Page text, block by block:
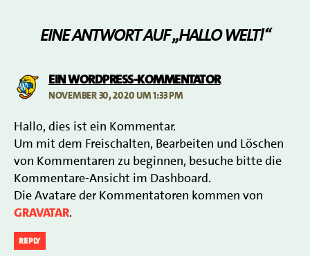
Eine Antwort auf „Hallo Welt!“
Ein WordPress-Kommentatorsagt:
November 30, 2020 um 1:33 pm
Hallo, dies ist ein Kommentar.
Um mit dem Freischalten, Bearbeiten und Löschen
von Kommentaren zu beginnen, besuche bitte die
Kommentare-Ansicht im Dashboard.
Die Avatare der Kommentatoren kommen von
Gravatar.
REPLY